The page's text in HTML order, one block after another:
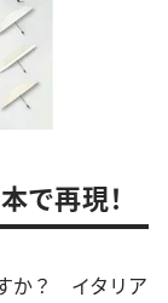
で再現！
か？ イタリア